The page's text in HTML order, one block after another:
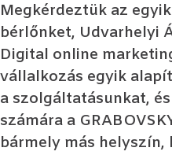
Megkérdeztük az
bérlőnket, Udvarhelyi
Digital online
vállalkozás egyik
a szolgáltatásunkat,
számára a
bármely más helyszín,